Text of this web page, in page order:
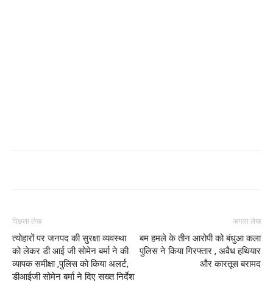
पिछला लेख
त्योहारों पर जनपद की सुरक्षा व्यवस्था
को लेकर डी आई जी सोमेन बर्मा ने की
व्यापक समीक्षा ,पुलिस को किया अलर्ट,
डीआईजी सोमेन बर्मा ने दिए सख्त निर्देश
अगला लेख
बम हमले के तीन आरोपी को बंधुआ कला
पुलिस ने किया गिरफ्तार , अवैध हथियार
और कारतूस बरामद